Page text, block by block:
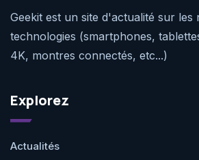
Geekit est un site d'actualité sur les
technologies (smartphones,
4K, montres connectés, etc...)
Explorez
Actualités